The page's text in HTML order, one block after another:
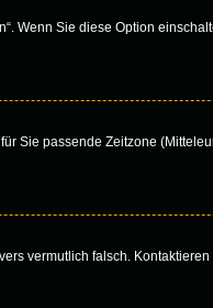
Wenn Sie diese Option
Sie passende Zeitzone
vermutlich falsch.